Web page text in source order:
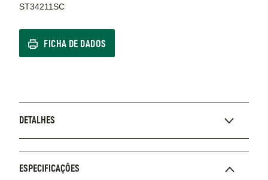
ST34211SC
FICHA DE DADOS
DETALHES
ESPECIFICAÇÕES